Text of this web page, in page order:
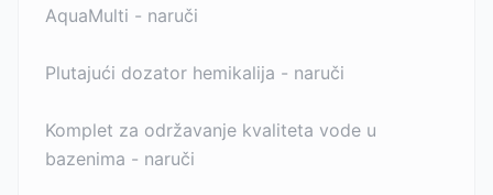
AquaMulti - naruči
Plutajući dozator hemikalija - naruči
Komplet za održavanje kvaliteta vode u
bazenima - naruči